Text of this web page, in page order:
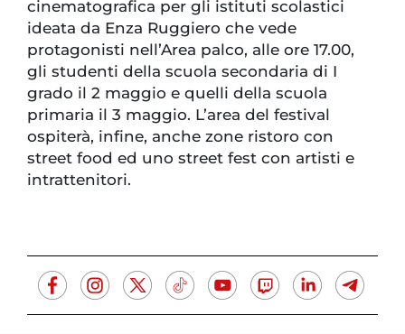
cinematografica per gli istituti scolastici
ideata da Enza Ruggiero che vede
protagonisti nell’Area palco, alle ore 17.00,
gli studenti della scuola secondaria di I
grado il 2 maggio e quelli della scuola
primaria il 3 maggio. L’area del festival
ospiterà, infine, anche zone ristoro con
street food ed uno street fest con artisti e
intrattenitori.